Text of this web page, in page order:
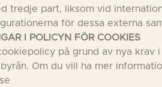
tredje part, liksom vid
för dessa externa
I POLICYN FÖR COOKIES
på grund av nya
Om du vill ha mer